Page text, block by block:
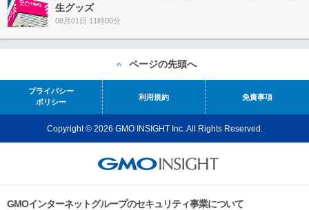
生グッズ
08月01日 11時00分
ページの先頭へ
プライバシー
ポリシー
利用規約 免責事項
Copyright © 2026 GMO INSIGHT Inc. All Rights Reserved.
GMOインターネットグループのセキュリティ事業について